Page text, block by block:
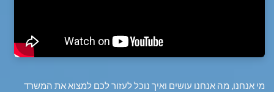
מי אנחנו, מה אנחנו עושים ואיך נוכל לעזור לכם למצוא את המשרד